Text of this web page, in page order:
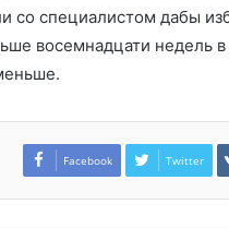
со специалистом дабы
восемнадцати недель
Facebook Twitter